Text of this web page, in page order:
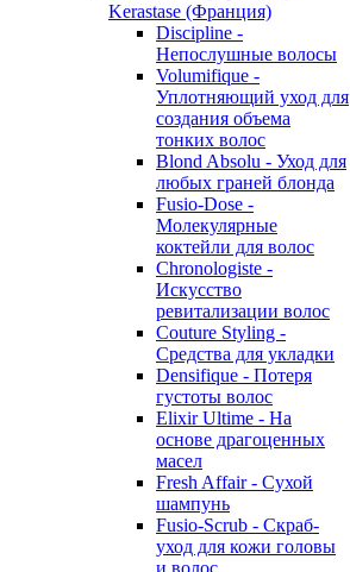
Kerastase (Франция)
Discipline -
Непослушные волосы
Volumifique -
Уплотняющий уход для
создания объема
тонких волос
Blond Absolu - Уход для
любых граней блонда
Fusio-Dose -
Молекулярные
коктейли для волос
Chronologiste -
Искусство
ревитализации волос
Couture Styling -
Средства для укладки
Densifique - Потеря
густоты волос
Elixir Ultime - На
основе драгоценных
масел
Fresh Affair - Сухой
шампунь
Fusio-Scrub - Скраб-
уход для кожи головы
и волос